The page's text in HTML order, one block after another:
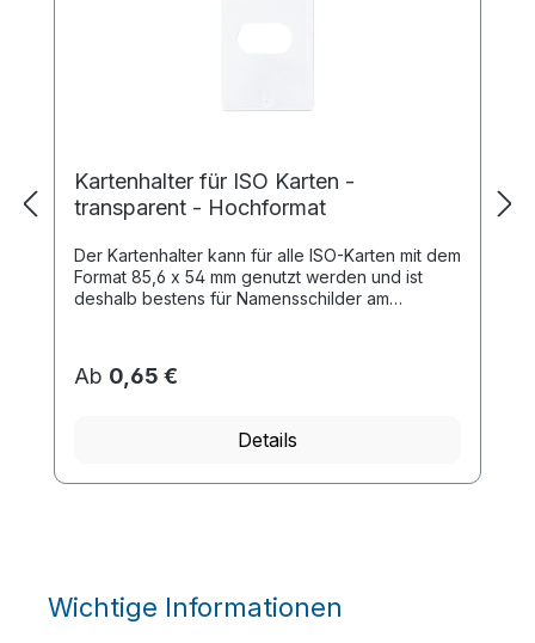
Kartenhalter für ISO Karten -
transparent - Hochformat
Der Kartenhalter kann für alle ISO-Karten mit dem
Format 85,6 x 54 mm genutzt werden und ist
deshalb bestens für Namensschilder am
Ab 0,65 €
Details
Wichtige Informationen